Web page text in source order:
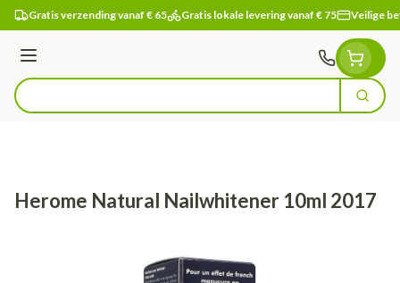
Ga naar de inhoud
Gratis verzending vanaf € 65 Gratis lokale levering vanaf € 75 Veilige
Menu
Product, merk, categorie... Zoek
Herome Natural Nailwhitener 10ml 2017